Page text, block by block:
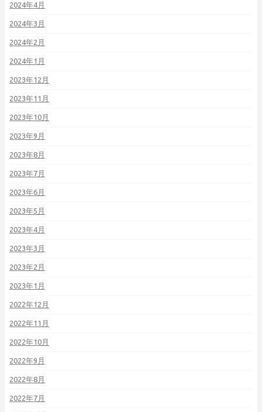
2024年4月
2024年3月
2024年2月
2024年1月
2023年12月
2023年11月
2023年10月
2023年9月
2023年8月
2023年7月
2023年6月
2023年5月
2023年4月
2023年3月
2023年2月
2023年1月
2022年12月
2022年11月
2022年10月
2022年9月
2022年8月
2022年7月